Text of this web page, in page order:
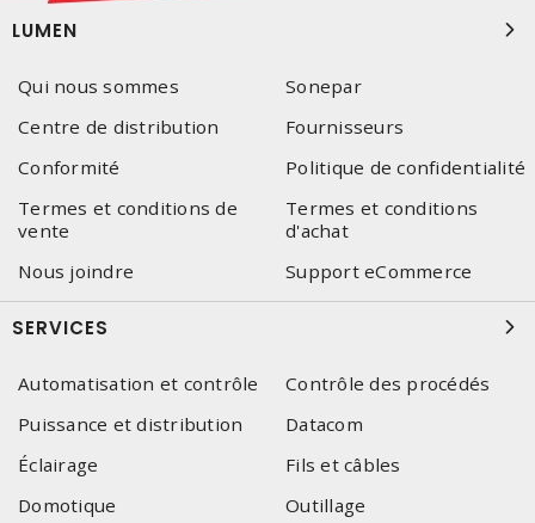
LUMEN
Qui nous sommes
Sonepar
Centre de distribution
Fournisseurs
Conformité
Politique de confidentialité
Termes et conditions de
vente
Termes et conditions
d'achat
Nous joindre
Support eCommerce
SERVICES
Automatisation et contrôle
Contrôle des procédés
Puissance et distribution
Datacom
Éclairage
Fils et câbles
Domotique
Outillage